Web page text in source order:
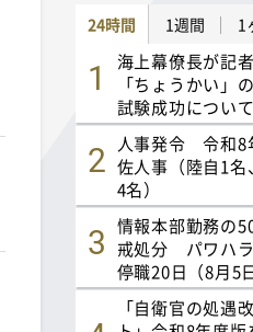
24時間 1週間 1
海上幕僚長が記
「ちょうかい」
試験成功につい
人事発令 令和8
佐人事（陸自1名
4名）
情報本部勤務の
戒処分 パワハ
停職20日（8月5日
「自衛官の処遇